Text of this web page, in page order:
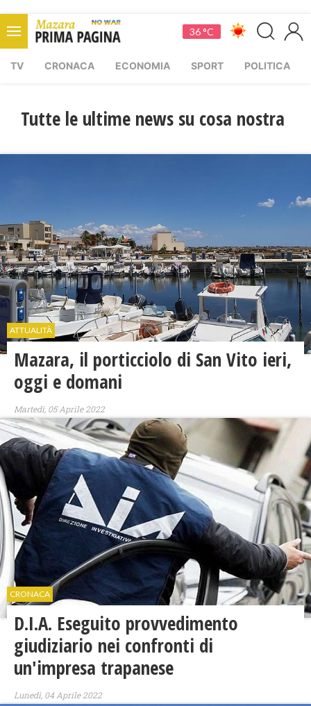
36 °C
TV CRONACA ECONOMIA SPORT POLITICA
Tutte le ultime news su cosa nostra
ATTUALITÀ
Mazara, il porticciolo di San Vito ieri,
oggi e domani
Martedì, 05 Aprile 2022
CRONACA
D.I.A. Eseguito provvedimento
giudiziario nei confronti di
un'impresa trapanese
Lunedì, 04 Aprile 2022